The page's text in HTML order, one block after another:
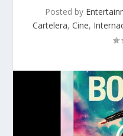
Posted by
Cartelera, Cine,